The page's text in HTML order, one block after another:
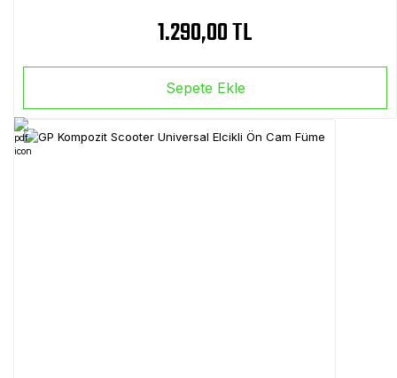
1.290,00 TL
Sepete Ekle